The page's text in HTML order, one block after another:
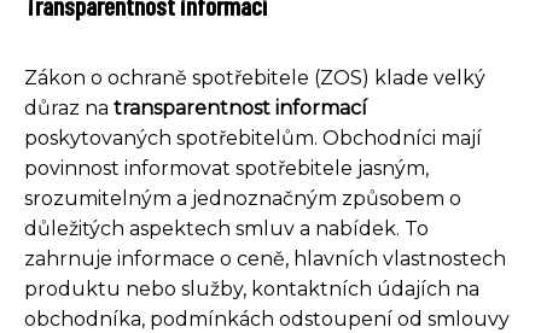
Zákon o ochraně spotřebitele (ZOS) klade velký
důraz na transparentnost informací
poskytovaných spotřebitelům. Obchodníci mají
povinnost informovat spotřebitele jasným,
srozumitelným a jednoznačným způsobem o
důležitých aspektech smluv a nabídek. To
zahrnuje informace o ceně, hlavních vlastnostech
produktu nebo služby, kontaktních údajích na
obchodníka, podmínkách odstoupení od smlouvy